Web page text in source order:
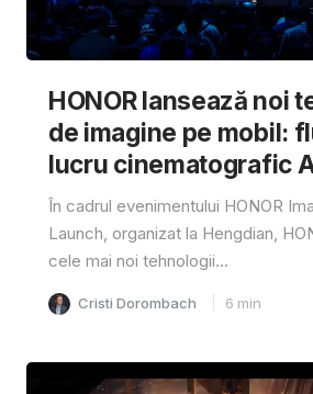
HONOR lansează noi
de imagine pe mobil:
lucru cinematografic
În cadrul evenimentului HONOR
Launch, organizat la Hengdian,
cele mai noi tehnologii...
Cristi Dorombach 6 min